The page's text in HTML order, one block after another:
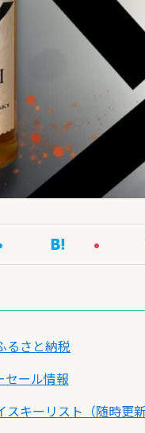
るさと納税
セール情報
スキーリスト（随時更新